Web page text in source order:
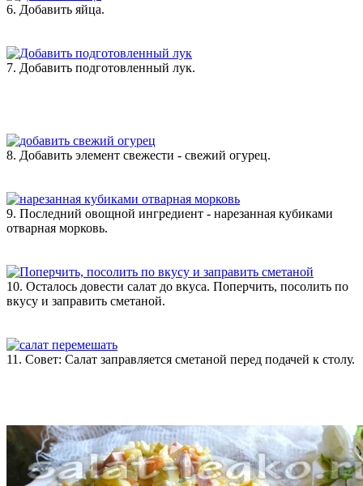
6. Добавить яйца.
7. Добавить подготовленный лук.
8. Добавить элемент свежести - свежий огурец.
9. Последний овощной ингредиент - нарезанная кубиками
отварная морковь.
10. Осталось довести салат до вкуса. Поперчить, посолить по
вкусу и заправить сметаной.
11. Совет: Салат заправляется сметаной перед подачей к столу.